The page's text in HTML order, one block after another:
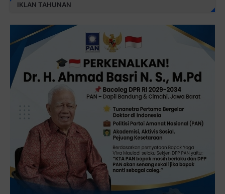
IKLAN TAHUNAN